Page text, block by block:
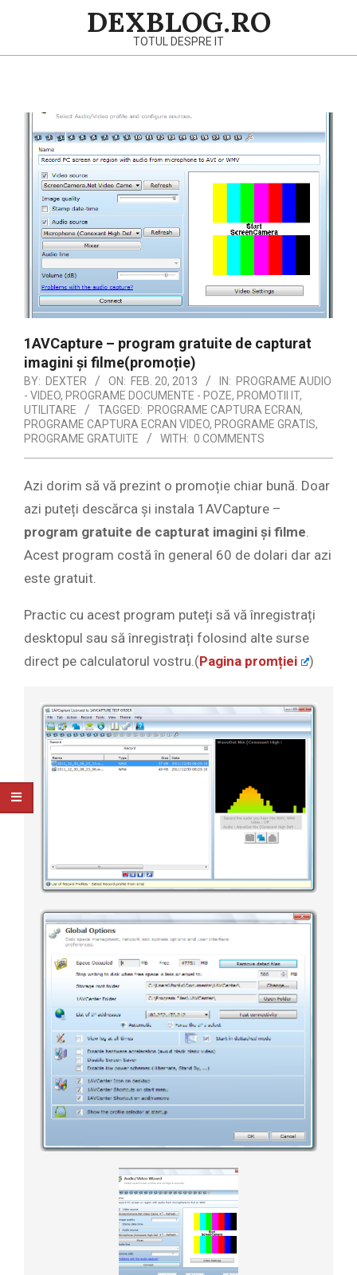
DEXBLOG.RO
TOTUL DESPRE IT
Navigation
1AVCapture – program gratuite de capturat
imagini și filme(promoție)
BY: DEXTER ON: FEB. 20, 2013 IN: PROGRAME AUDIO
- VIDEO, PROGRAME DOCUMENTE - POZE, PROMOTII IT,
UTILITARE
TAGGED: PROGRAME CAPTURA ECRAN,
PROGRAME CAPTURA ECRAN VIDEO, PROGRAME GRATIS,
PROGRAME GRATUITE
WITH: 0 COMMENTS
Azi dorim să vă prezint o promoție chiar bună. Doar
azi puteți descărca și instala 1AVCapture –
program gratuite de capturat imagini și filme
Acest program costă în general 60 de dolari dar azi
este gratuit.
Practic cu acest program puteți să vă înregistrați
desktopul sau să înregistrați folosind alte surse
direct pe calculatorul vostru.(Pagina promției )